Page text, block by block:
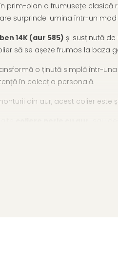
prim-plan o frumusețe clasică
surprinde lumina într-un mod
14K (aur 585) și susținută
să se așeze frumos la baza
o ținută simplă într-
în colecția personală.
din aur, acest colier